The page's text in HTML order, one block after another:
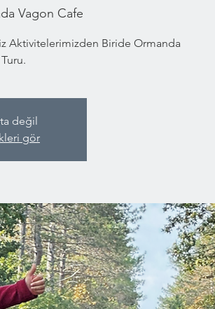
Vagon Cafe
Aktivitelerimizden Biride Ormanda
değil
gör